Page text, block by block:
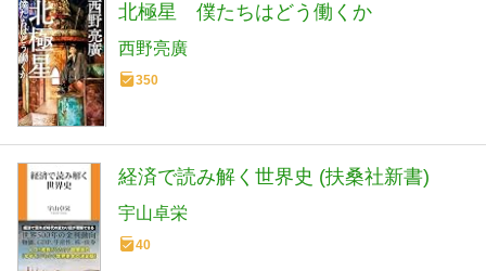
北極星 僕たちはどう働くか
西野亮廣
350
経済で読み解く世界史 (扶桑社新書)
宇山卓栄
40